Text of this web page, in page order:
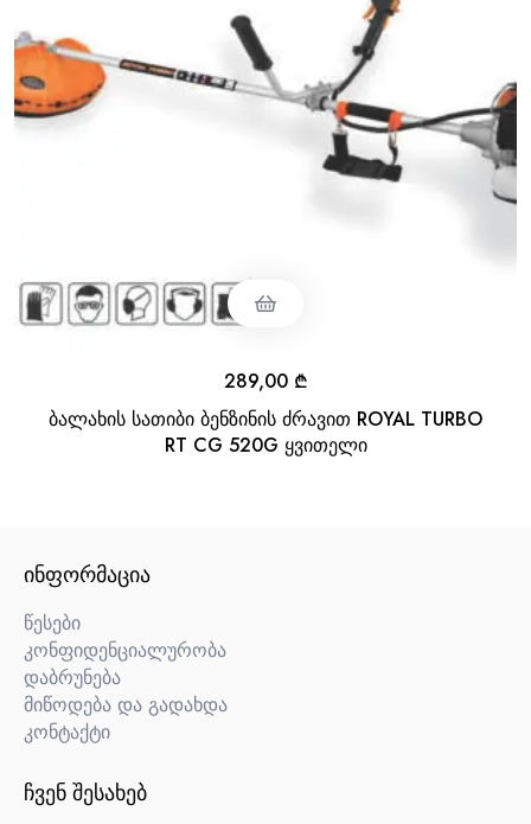
ბალახის სათიბი ბენზინის ძრავით ROYAL TURBO
RT CG 520G ყვითელი
289,00 ₾
ᲘᲜᲤᲝᲠᲛᲐᲪᲘᲐ
წესები
კონფიდენციალურობა
დაბრუნება
მიწოდება და გადახდა
კონტაქტი
ᲩᲕᲔᲜ ᲨᲔᲡᲐᲮᲔᲑ